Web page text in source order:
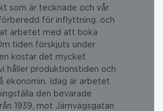
som är tecknade och vår
för inflyttning. och
arbetet med att boka
tiden förskjuts under
kostar det mycket
håller produktionstiden och
ekonomin. Idag är arbetet
den bevarade
1939, mot Järnvägsgatan